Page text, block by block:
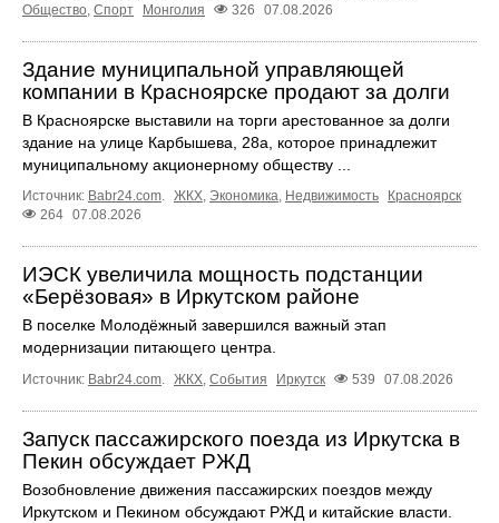
Общество Спорт Монголия 326 07.08.2026
Здание муниципальной управляющей
компании в Красноярске продают за долги
В Красноярске выставили на торги арестованное за долги
здание на улице Карбышева, 28а, которое принадлежит
муниципальному акционерному обществу ...
Источник: Babr24.com ЖКХ Экономика Недвижимость
Красноярск
264 07.08.2026
ИЭСК увеличила мощность подстанции
«Берёзовая» в Иркутском районе
В поселке Молодёжный завершился важный этап
модернизации питающего центра.
Источник: Babr24.com. ЖКХ, События Иркутск 539 07.08.2026
Запуск пассажирского поезда из Иркутска в
Пекин обсуждает РЖД
Возобновление движения пассажирских поездов между
Иркутском и Пекином обсуждают РЖД и китайские власти.